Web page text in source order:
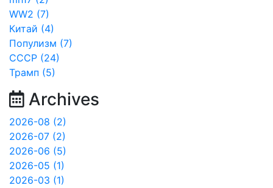
WW2 (7)
Китай (4)
Популизм (7)
СССР (24)
Трамп (5)
Archives
2026-08 (2)
2026-07 (2)
2026-06 (5)
2026-05 (1)
2026-03 (1)